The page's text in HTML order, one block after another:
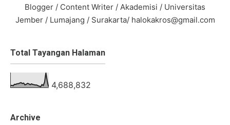
Blogger / Content Writer / Akademisi / Universitas
Jember / Lumajang / Surakarta/ halokakros@gmail.com
Total Tayangan Halaman
4,688,832
Archive